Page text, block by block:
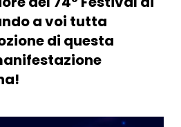
a voi tutta
di questa